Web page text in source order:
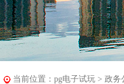
当前位置： pg电子试玩 > 政务